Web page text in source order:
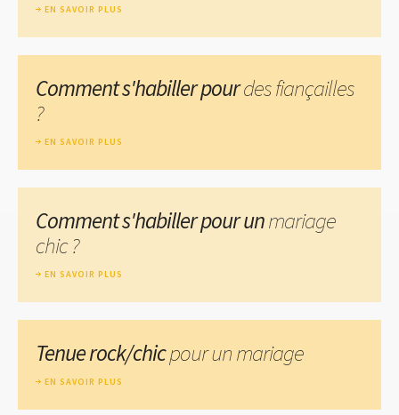
EN SAVOIR PLUS
Comment s'habiller pourdes fiançailles
?
EN SAVOIR PLUS
Comment s'habiller pour unmariage
chic ?
EN SAVOIR PLUS
Tenue rock/chicpour un mariage
EN SAVOIR PLUS